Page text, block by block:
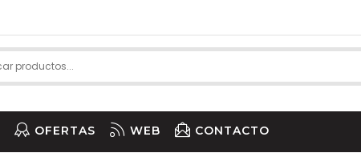
OFERTAS WEB CONTACTO